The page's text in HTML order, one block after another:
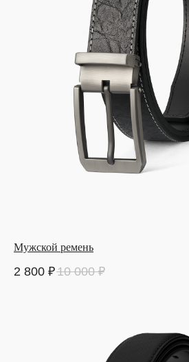
Мужской ремень
2 800 ₽10 000 ₽